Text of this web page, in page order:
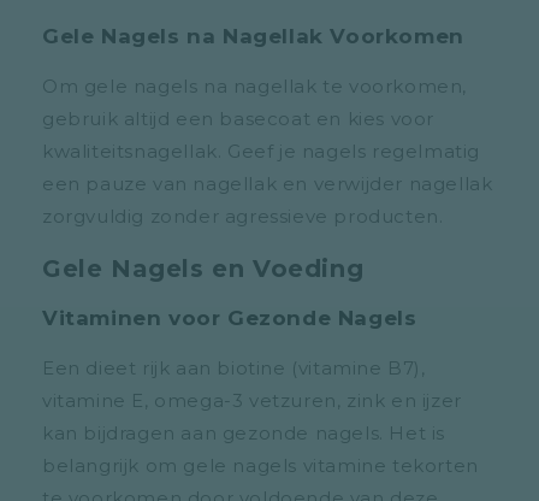
Gele Nagels na Nagellak Voorkomen
Om gele nagels na nagellak te voorkomen,
gebruik altijd een basecoat en kies voor
kwaliteitsnagellak. Geef je nagels regelmatig
een pauze van nagellak en verwijder nagellak
zorgvuldig zonder agressieve producten.
Gele Nagels en Voeding
Vitaminen voor Gezonde Nagels
Een dieet rijk aan biotine (vitamine B7),
vitamine E, omega-3 vetzuren, zink en ijzer
kan bijdragen aan gezonde nagels. Het is
belangrijk om gele nagels vitamine tekorten